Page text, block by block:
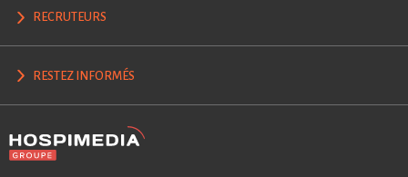
RECRUTEURS
RESTEZ INFORMÉS